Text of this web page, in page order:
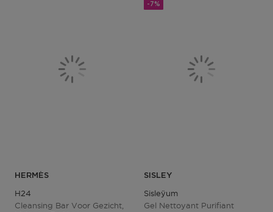
HERMÈS
H24
Cleansing Bar Voor Gezicht,
-7%
SISLEY
Sisleÿum
Gel Nettoyant Purifiant